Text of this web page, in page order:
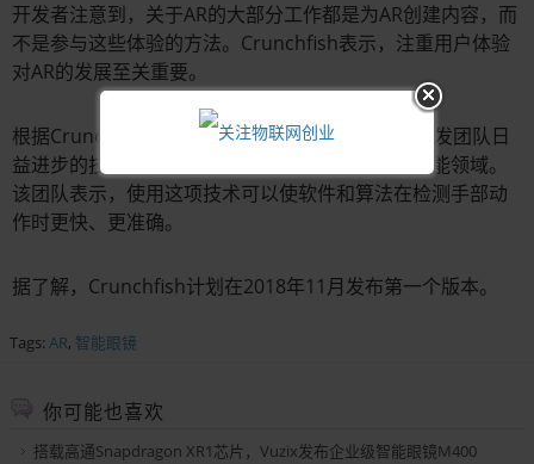
开发者注意到，关于AR的大部分工作都是为AR创建内容，而
不是参与这些体验的方法。Crunchfish表示，注重用户体验
对AR的发展至关重要。
根据Crunchfish的说法，新的界面应用是通过其开发团队日
益进步的技术而实现的，特别是神经网络和人工智能领域。
该团队表示，使用这项技术可以使软件和算法在检测手部动
作时更快、更准确。
据了解，Crunchfish计划在2018年11月发布第一个版本。
Tags: AR, 智能眼镜
你可能也喜欢
搭载高通Snapdragon XR1芯片，Vuzix发布企业级智能眼镜M400